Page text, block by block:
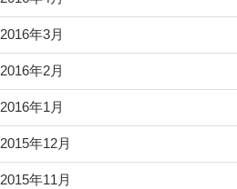
2016年3月
2016年2月
2016年1月
2015年12月
2015年11月